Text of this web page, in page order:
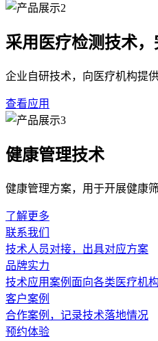
采用医疗检测技术
企业自研技术，向医疗机构提
查看应用
健康管理技术
健康管理方案，用于开展健康
了解更多
联系我们
技术人员对接，出具对应方案
品牌实力
技术应用案例面向各类医疗机构
客户案例
合作案例，记录技术落地情况
预约体验